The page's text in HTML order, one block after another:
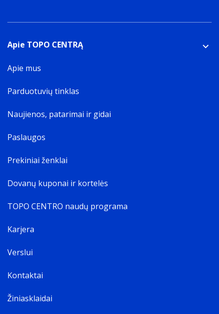
Apie TOPO CENTRĄ
Apie mus
Parduotuvių tinklas
Naujienos, patarimai ir gidai
Paslaugos
Prekiniai ženklai
Dovanų kuponai ir kortelės
TOPO CENTRO naudų programa
Karjera
Verslui
Kontaktai
Žiniasklaidai